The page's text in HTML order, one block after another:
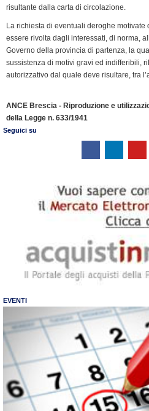
risultante dalla carta di circolazione.
La richiesta di eventuali deroghe motivate
essere rivolta dagli interessati, di norma,
Governo della provincia di partenza, la
sussistenza di motivi gravi ed indifferibili,
autorizzativo dal quale deve risultare, tra
ANCE Brescia - Riproduzione e
della Legge n. 633/1941
Seguici su
EVENTI